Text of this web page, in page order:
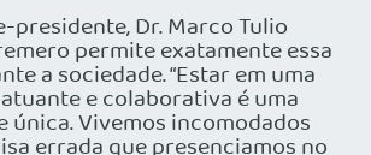
presidente, Dr. Marco Tulio
permite exatamente essa
a sociedade. “Estar em uma
e colaborativa é uma
única. Vivemos incomodados